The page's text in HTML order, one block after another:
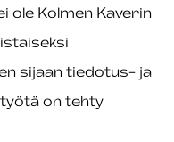
ole Kolmen Kaverin
sijaan tiedotus- ja
on tehty